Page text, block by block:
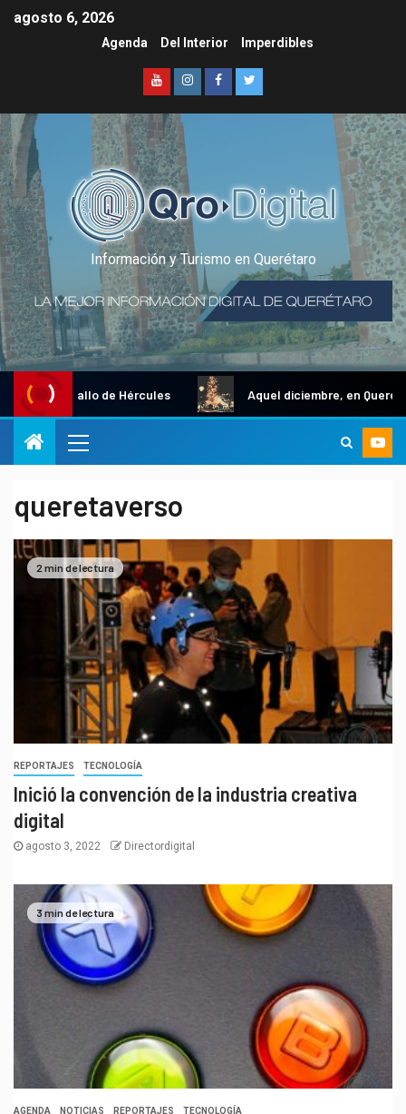
agosto 6, 2026
Agenda Del Interior Imperdibles
Información y Turismo en Querétaro
Gallo de Hércules Aquel diciembre, en Querétaro
queretaverso
2 min de lectura
REPORTAJES TECNOLOGÍA
Inició la convención de la industria creativa
digital
agosto 3, 2022 Directordigital
3 min de lectura
AGENDA NOTICIAS REPORTAJES TECNOLOGÍA